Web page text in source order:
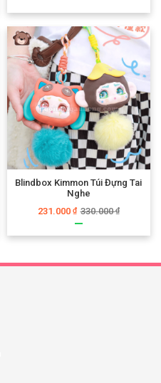
Blindbox Kimmon Túi Đựng Tai
Nghe
231.000 ₫ 330.000₫